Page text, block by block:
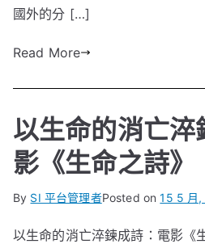
國外的分 […]
Read More
以生命的消亡淬
影《生命之詩》
By SI 平台管理者Posted on15 5 月,
以生命的消亡淬鍊成詩：電影《